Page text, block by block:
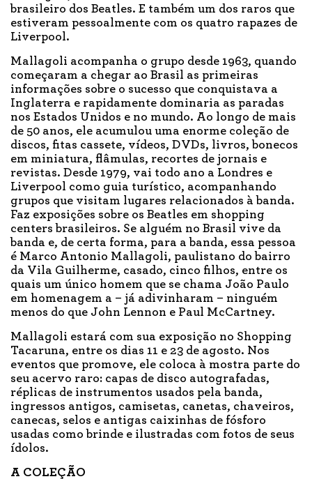
brasileiro dos Beatles. E também um dos raros que
estiveram pessoalmente com os quatro rapazes de
Liverpool.
Mallagoli acompanha o grupo desde 1963, quando
começaram a chegar ao Brasil as primeiras
informações sobre o sucesso que conquistava a
Inglaterra e rapidamente dominaria as paradas
nos Estados Unidos e no mundo. Ao longo de mais
de 50 anos, ele acumulou uma enorme coleção de
discos, fitas cassete, vídeos, DVDs, livros, bonecos
em miniatura, flâmulas, recortes de jornais e
revistas. Desde 1979, vai todo ano a Londres e
Liverpool como guia turístico, acompanhando
grupos que visitam lugares relacionados à banda.
Faz exposições sobre os Beatles em shopping
centers brasileiros. Se alguém no Brasil vive da
banda e, de certa forma, para a banda, essa pessoa
é Marco Antonio Mallagoli, paulistano do bairro
da Vila Guilherme, casado, cinco filhos, entre os
quais um único homem que se chama João Paulo
em homenagem a – já adivinharam – ninguém
menos do que John Lennon e Paul McCartney.
Mallagoli estará com sua exposição no Shopping
Tacaruna, entre os dias 11 e 23 de agosto. Nos
eventos que promove, ele coloca à mostra parte do
seu acervo raro: capas de disco autografadas,
réplicas de instrumentos usados pela banda,
ingressos antigos, camisetas, canetas, chaveiros,
canecas, selos e antigas caixinhas de fósforo
usadas como brinde e ilustradas com fotos de seus
ídolos.
A COLEÇÃO